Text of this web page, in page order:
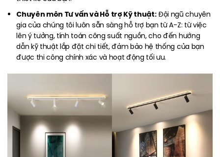
Chuyên môn Tư vấn và Hỗ trợ Kỹ thuật:Đội ngũ chuyên
gia của chúng tôi luôn sẵn sàng hỗ trợ bạn từ A-Z: từ việc
lên ý tưởng, tính toán công suất nguồn, cho đến hướng
dẫn kỹ thuật lắp đặt chi tiết, đảm bảo hệ thống của bạn
được thi công chính xác và hoạt động tối ưu.